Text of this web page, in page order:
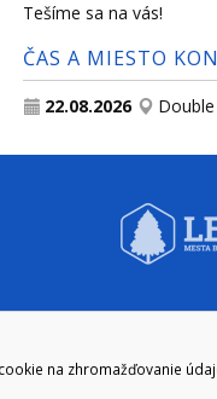
na zhromažďovanie
Tešíme sa na vás!
ČAS A MIESTO
22.08.2026 Double
OTVÁRACIE HODINY: